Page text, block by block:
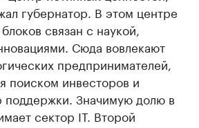
губернатор. В этом центре
связан с наукой,
Сюда вовлекают
предпринимателей,
поиском инвесторов и
поддержки. Значимую долю в
сектор IT. Второй